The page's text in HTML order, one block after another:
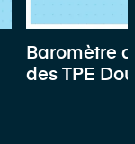
Baromètre
des TPE